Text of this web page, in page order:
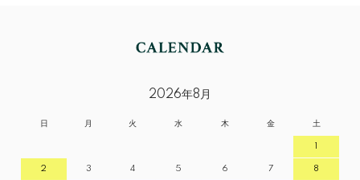
2026年8月
日 月 火 水 木 金 土
1
2 3 4 5 6 7 8